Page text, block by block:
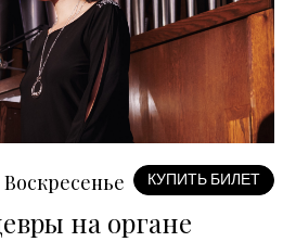
Воскресенье КУПИТЬ БИЛЕТ
на органе